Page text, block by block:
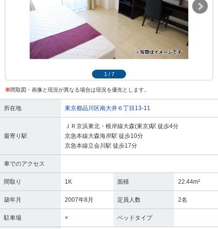
1 / 7
※間取図・画像と現況が異なる場合は現況を優先とします。
所在地 東京都品川区南大井６丁目13-11
最寄り駅
ＪＲ京浜東北・根岸線大森(東京)駅 徒歩4分
京急本線大森海岸駅 徒歩10分
京急本線立会川駅 徒歩17分
車でのアクセス
間取り 1K 面積 22.44m²
築年月 2007年8月 定員人数 2名
駐車場 × ベッドタイプ